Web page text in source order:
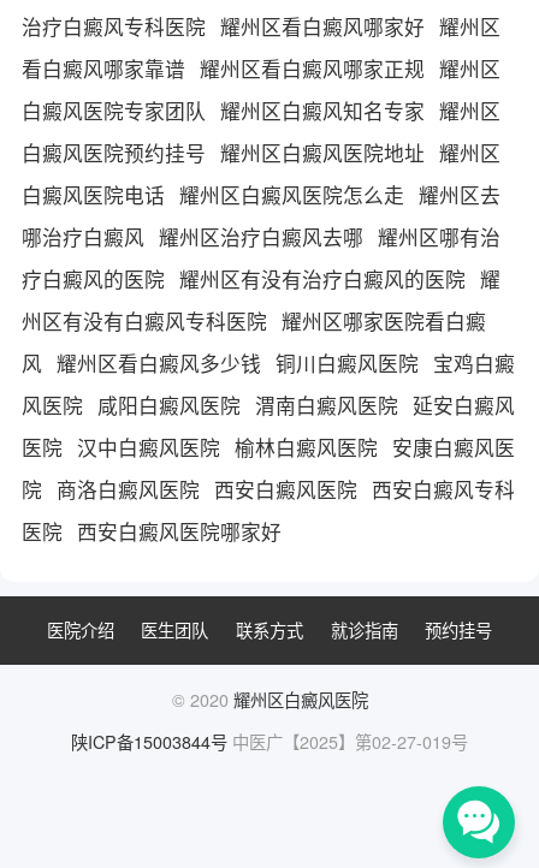
治疗白癜风专科医院 耀州区看白癜风哪家好 耀州区
看白癜风哪家靠谱 耀州区看白癜风哪家正规 耀州区
白癜风医院专家团队 耀州区白癜风知名专家 耀州区
白癜风医院预约挂号 耀州区白癜风医院地址 耀州区
白癜风医院电话 耀州区白癜风医院怎么走 耀州区去
哪治疗白癜风 耀州区治疗白癜风去哪 耀州区哪有治
疗白癜风的医院 耀州区有没有治疗白癜风的医院 耀
州区有没有白癜风专科医院 耀州区哪家医院看白癜
风 耀州区看白癜风多少钱 铜川白癜风医院 宝鸡白癜
风医院 咸阳白癜风医院 渭南白癜风医院 延安白癜风
医院 汉中白癜风医院 榆林白癜风医院 安康白癜风医
院 商洛白癜风医院 西安白癜风医院 西安白癜风专科
医院 西安白癜风医院哪家好
医院介绍 医生团队 联系方式 就诊指南 预约挂号
© 2020 耀州区白癜风医院
陕ICP备15003844号 中医广【2025】第02-27-019号